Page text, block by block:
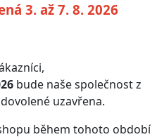
3. až 7. 8. 2026
bude naše společnost z
uzavřena.
během tohoto období